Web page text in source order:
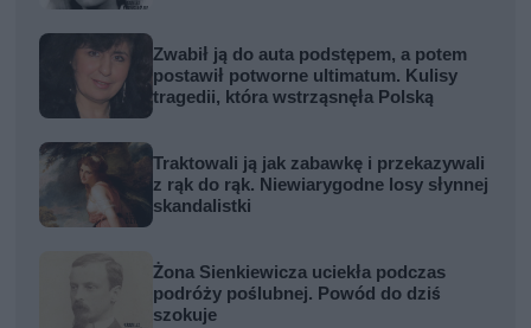
Zwabił ją do auta podstępem, a potem
postawił potworne ultimatum. Kulisy
tragedii, która wstrząsnęła Polską
Traktowali ją jak zabawkę i przekazywali
z rąk do rąk. Niewiarygodne losy słynnej
skandalistki
Żona Sienkiewicza uciekła podczas
podróży poślubnej. Powód do dziś
szokuje